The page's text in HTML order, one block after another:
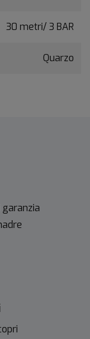
30 metri/ 3 BAR
Quarzo